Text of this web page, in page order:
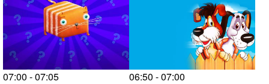
07:00 - 07:05
06:50 - 07:00